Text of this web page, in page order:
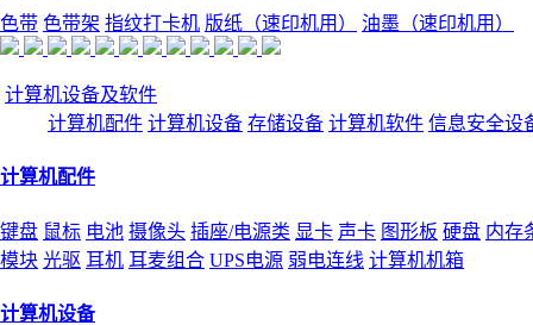
色带 色带架 指纹打卡机 版纸（速印机用） 油墨（速印机用）
计算机设备及软件
计算机配件 计算机设备 存储设备 计算机软件 信息安全设
计算机配件
键盘 鼠标 电池 摄像头 插座/电源类 显卡 声卡 图形板 硬盘 内存
模块 光驱 耳机 耳麦组合 UPS电源 弱电连线 计算机机箱
计算机设备